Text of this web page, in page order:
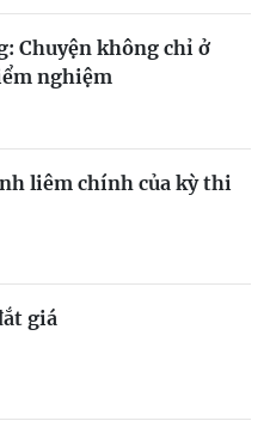
Chuyện không chỉ ở
nghiệm
liêm chính của kỳ thi
giá